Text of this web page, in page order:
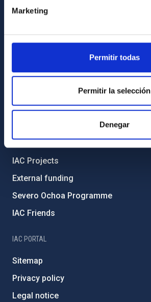
Marketing
Permitir todas
Permitir la selección
Denegar
General register
ABOUT THE IAC
Transparency
Code of ethics and anti-fraud policy
Gender equality and diversity
Environment and Sustainability
Forever IAC
IAC Projects
External funding
Severo Ochoa Programme
IAC Friends
IAC PORTAL
Sitemap
Privacy policy
Legal notice